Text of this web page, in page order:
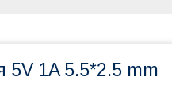
5V 1A 5.5*2.5 mm